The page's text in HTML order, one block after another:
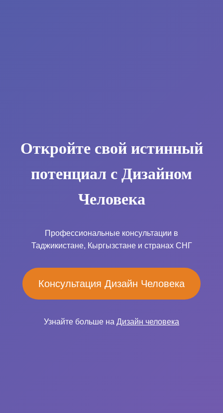
Откройте свой истинный
потенциал с Дизайном
Человека
Профессиональные консультации в
Таджикистане, Кыргызстане и странах СНГ
Консультация Дизайн Человека
Узнайте больше на Дизайн человека